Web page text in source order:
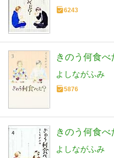
6243
きのう何食
よしながふみ
5876
きのう何食
よしながふみ